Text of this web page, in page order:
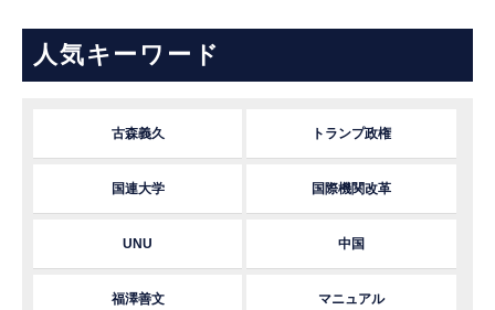
人気キーワード
古森義久 トランプ政権
国連大学 国際機関改革
UNU 中国
福澤善文 マニュアル